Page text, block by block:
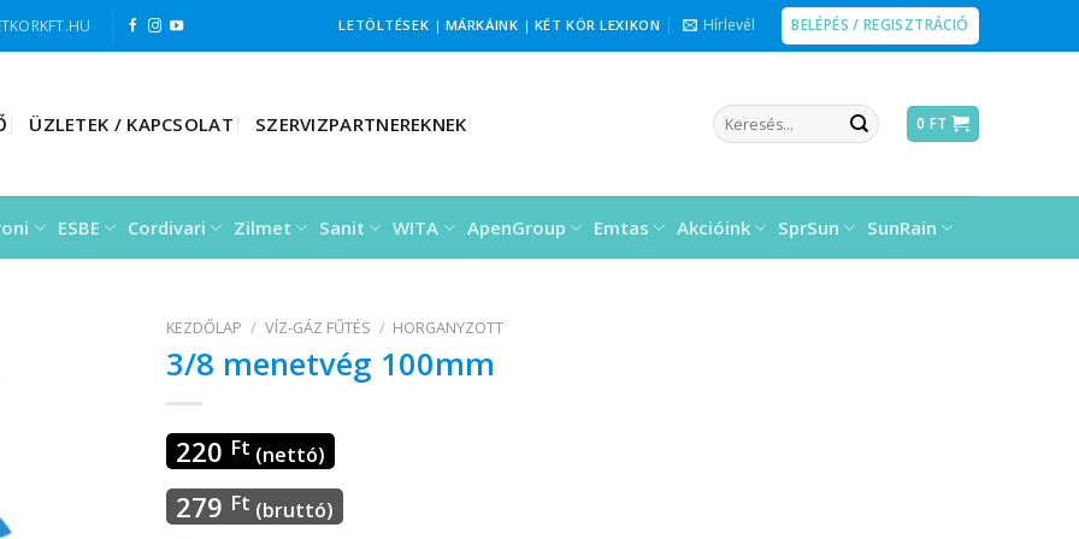
LETÖLTÉSEK | MÁRKÁINK | KÉT KÖR LEXIKON Hírlevél BELÉPÉS / REGISZTRÁCIÓ
ÜZLETEK / KAPCSOLAT SZERVIZPARTNEREKNEK
Keresés
a
0 FT
ESBE Cordivari Zilmet Sanit WITA ApenGroup Emtas Akcióink SprSun SunRain
KEZDŐLAP / VÍZ-GÁZ FŰTÉS / HORGANYZOTT
3/8 menetvég 100mm
220 Ft (nettó)
279 Ft (bruttó)